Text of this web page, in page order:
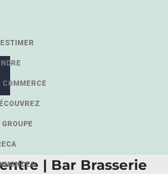
COMMERCE
GROUPE
rotation
slide
| Bar Brasserie